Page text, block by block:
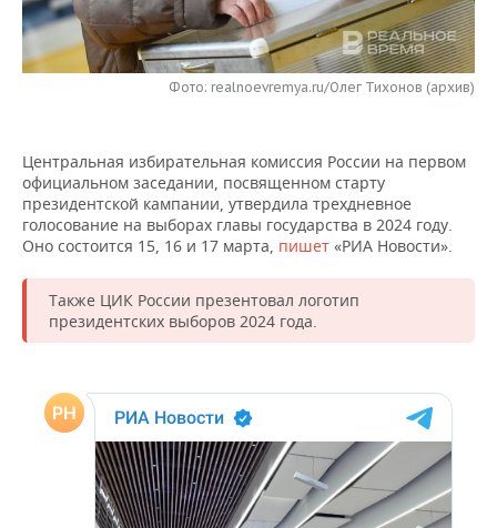
НЕФТЕХИМИЯ
НЕФТЬ
ЭНЕРГЕТИКА
РОЗНИЧНАЯ ТОРГОВЛЯ
НОВОСТИ ТЕХНОЛОГИЙ
ТЕЛЕКОММУНИКАЦИИ
МЕРОПРИЯТИЯ
НОВОСТИ МЕРОПРИЯТИЙ
БИЗНЕС-БРАНЧИ
ONLINE-КОНФЕРЕНЦИИ
ОТКРЫТАЯ ЛЕКЦИЯ
ФУТБОЛ
ХОККЕЙ
БАСКЕТБОЛ
ВОЛЕЙБОЛ
КИБЕРСПОРТ
ФИГУРНОЕ КАТАНИЕ
ВОДНЫЕ ВИДЫ СПОРТА
НОВОСТИ ОБЩЕСТВА
ВЛАСТЬ
ИНФРАСТРУКТУРА
ИСТОРИЯ
КУЛЬТУРА
МЕДИЦИНА
ОБРАЗОВАНИЕ
ФОТОГАЛЕРЕЯ
СЮЖЕТЫ
СПРАВОЧНИК
СПИСОК ПЕРСОН
СПИСОК КОМПАНИЙ
ПОЛНАЯ ВЕРСИЯ
Фото: realnoevremya.ru/Олег Тихонов (архив)
Центральная избирательная комиссия России на первом
официальном заседании, посвященном старту
президентской кампании, утвердила трехдневное
голосование на выборах главы государства в 2024 году.
Оно состоится 15, 16 и 17 марта, пишет «РИА Новости».
Также ЦИК России презентовал логотип
президентских выборов 2024 года.